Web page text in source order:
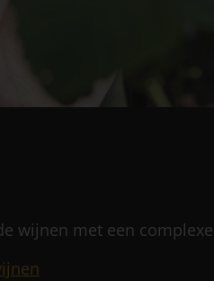
wijnen met een